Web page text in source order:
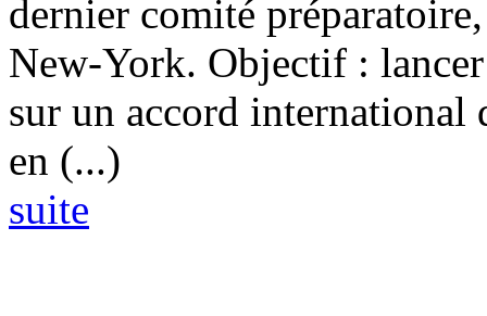
dernier comité
New-York. Objectif :
sur un accord
en (...)
suite